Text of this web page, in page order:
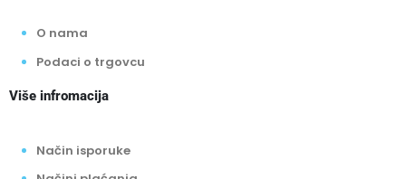
O nama
Podaci o trgovcu
Više infromacija
Način isporuke